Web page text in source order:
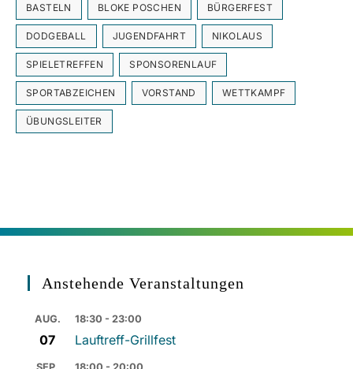
BASTELN BLOKE POSCHEN BÜRGERFEST
DODGEBALL JUGENDFAHRT NIKOLAUS
SPIELETREFFEN SPONSORENLAUF
SPORTABZEICHEN VORSTAND WETTKAMPF
ÜBUNGSLEITER
Anstehende Veranstaltungen
AUG.
07
18:30 - 23:00
Lauftreff-Grillfest